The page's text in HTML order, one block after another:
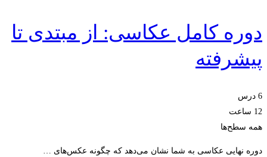
دوره کامل عکاسی: از مبتدی تا
پیشرفته
6 درس
12 ساعت
همه سطح‌ها
دوره نهایی عکاسی به شما نشان می‌دهد که چگونه عکس‌های …